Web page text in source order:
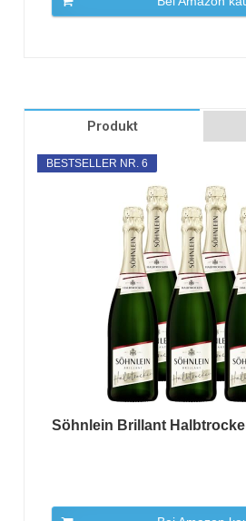
Produkt
BESTSELLER NR. 6
Söhnlein Brillant